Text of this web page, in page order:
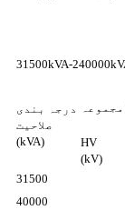
درجہ بندی
صلاحیت
(kVA)
HV
(kV)
31500
40000